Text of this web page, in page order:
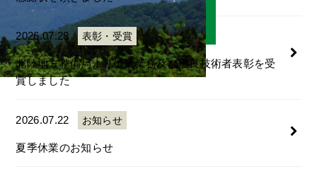
詳細はこちら
詳細はこちら
2026.07.28 表彰・受賞
北陸地方整備局より優良業務及び優良技術者表彰を受
賞しました
2026.07.22 お知らせ
夏季休業のお知らせ